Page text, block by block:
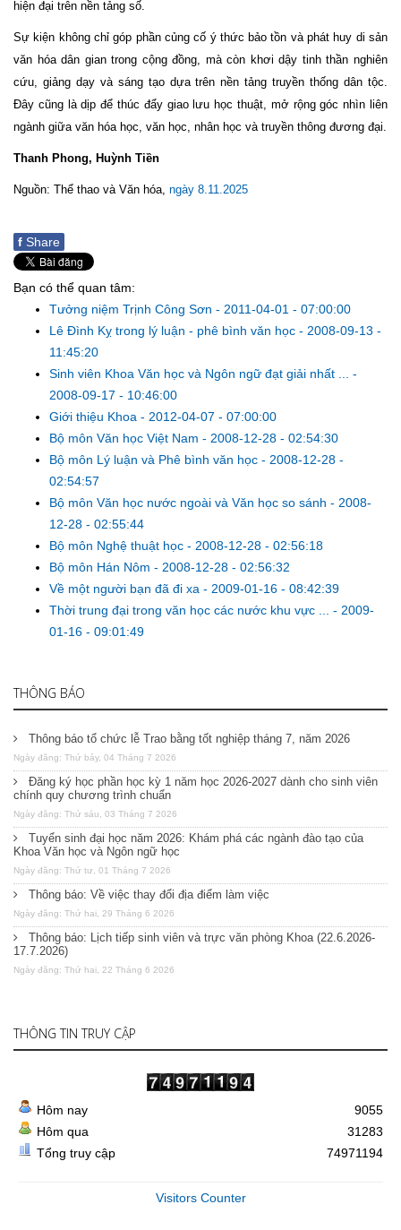
hiện đại trên nền tảng số.
Sự kiện không chỉ góp phần củng cố ý thức bảo tồn và phát huy di sản
văn hóa dân gian trong cộng đồng, mà còn khơi dậy tinh thần nghiên
cứu, giảng dạy và sáng tạo dựa trên nền tảng truyền thống dân tộc.
Đây cũng là dịp để thúc đẩy giao lưu học thuật, mở rộng góc nhìn liên
ngành giữa văn hóa học, văn học, nhân học và truyền thông đương đại.
Thanh Phong, Huỳnh Tiền
Nguồn: Thể thao và Văn hóa, ngày 8.11.2025
f Share
Bạn có thể quan tâm:
Tưởng niệm Trịnh Công Sơn - 2011-04-01 - 07:00:00
Lê Đình Kỵ trong lý luận - phê bình văn học - 2008-09-13 -
11:45:20
Sinh viên Khoa Văn học và Ngôn ngữ đạt giải nhất ... -
2008-09-17 - 10:46:00
Giới thiệu Khoa - 2012-04-07 - 07:00:00
Bộ môn Văn học Việt Nam - 2008-12-28 - 02:54:30
Bộ môn Lý luận và Phê bình văn học - 2008-12-28 -
02:54:57
Bộ môn Văn học nước ngoài và Văn học so sánh - 2008-
12-28 - 02:55:44
Bộ môn Nghệ thuật học - 2008-12-28 - 02:56:18
Bộ môn Hán Nôm - 2008-12-28 - 02:56:32
Về một người bạn đã đi xa - 2009-01-16 - 08:42:39
Thời trung đại trong văn học các nước khu vực ... - 2009-
01-16 - 09:01:49
THÔNG BÁO
Thông báo tổ chức lễ Trao bằng tốt nghiệp tháng 7, năm 2026
Ngày đăng: Thứ bảy, 04 Tháng 7 2026
Đăng ký học phần học kỳ 1 năm học 2026-2027 dành cho sinh viên
chính quy chương trình chuẩn
Ngày đăng: Thứ sáu, 03 Tháng 7 2026
Tuyển sinh đại học năm 2026: Khám phá các ngành đào tạo của
Khoa Văn học và Ngôn ngữ học
Ngày đăng: Thứ tư, 01 Tháng 7 2026
Thông báo: Về việc thay đổi địa điểm làm việc
Ngày đăng: Thứ hai, 29 Tháng 6 2026
Thông báo: Lịch tiếp sinh viên và trực văn phòng Khoa (22.6.2026-
17.7.2026)
Ngày đăng: Thứ hai, 22 Tháng 6 2026
THÔNG TIN TRUY CẬP
Hôm nay
Hôm qua
Tổng truy cập
9055
31283
74971194
Visitors Counter